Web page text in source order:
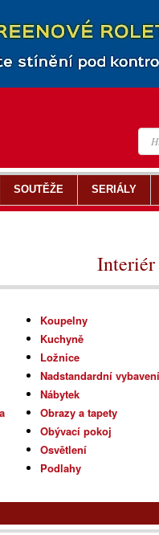
Interiér
Koupelny
Kuchyně
Ložnice
Nadstandardní vybavení
Nábytek
Obrazy a tapety
Obývací pokoj
Osvětlení
Podlahy
SOUTĚŽE SERIÁLY